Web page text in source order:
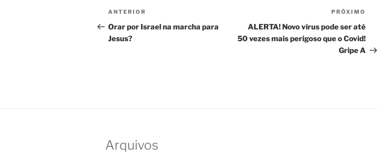
Navegação
de
Post
Post
anterior
ANTERIOR
Orar por Israel na marcha para
Jesus?
post
PRÓXIMO
ALERTA! Novo vírus pode ser até
50 vezes mais perigoso que o Covid!
Gripe A
Arquivos